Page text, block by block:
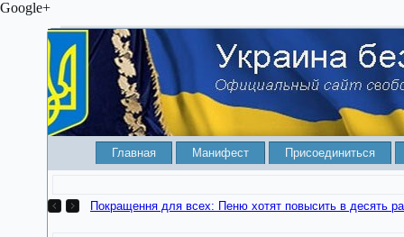
Google+
Главная Манифест Присоединиться
Как ваше станет чужим. КСУ разрешил отбирать